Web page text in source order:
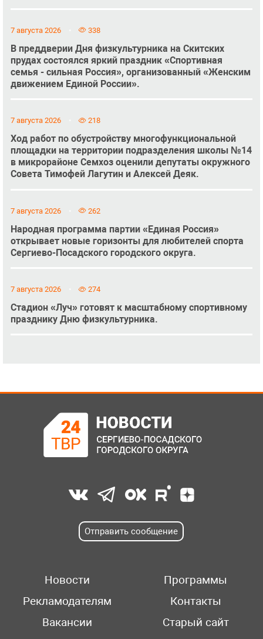
7 августа 2026 338
В преддверии Дня физкультурника на Скитских
прудах состоялся яркий праздник «Спортивная
семья - сильная Россия», организованный «Женским
движением Единой России».
7 августа 2026 218
Ход работ по обустройству многофункциональной
площадки на территории подразделения школы №14
в микрорайоне Семхоз оценили депутаты окружного
Совета Тимофей Лагутин и Алексей Деяк.
7 августа 2026 262
Народная программа партии «Единая Россия»
открывает новые горизонты для любителей спорта
Сергиево-Посадского городского округа.
7 августа 2026 274
Стадион «Луч» готовят к масштабному спортивному
празднику Дню физкультурника.
Отправить сообщение
Новости
Программы
Рекламодателям
Контакты
Вакансии
Старый сайт